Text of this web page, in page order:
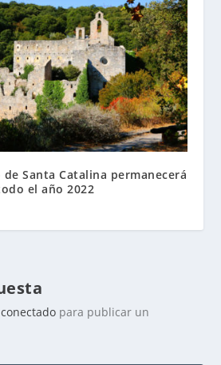
Santa Catalina permanecerá
el año 2022
conectado para publicar un